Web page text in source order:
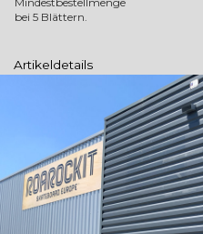
bei 5 Blättern.
Artikeldetails
BBC01
Auf Lager 38 Artikel